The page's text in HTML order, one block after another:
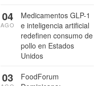
Medicamentos GLP-1
e inteligencia artificial
redefinen consumo de
pollo en Estados
Unidos
04
AGO
FoodForum
03